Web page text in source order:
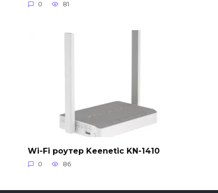
0 81
Wi-Fi роутер Keenetic KN-1410
0 86